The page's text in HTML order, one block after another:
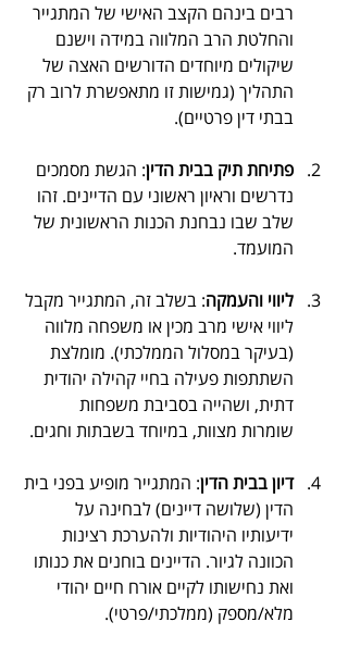
רבים בינהם הקצב האישי של המתגייר
והחלטת הרב המלווה במידה וישנם
שיקולים מיוחדים הדורשים האצה של
התהליך (גמישות זו מתאפשרת לרוב רק
בבתי דין פרטיים).
פתיחת תיק בבית הדין: הגשת מסמכים
נדרשים וראיון ראשוני עם הדיינים. זהו
שלב שבו נבחנת הכנות הראשונית של
המועמד.
ליווי והעמקה: בשלב זה, המתגייר מקבל
ליווי אישי מרב מכין או משפחה מלווה
(בעיקר במסלול הממלכתי). מומלצת
השתתפות פעילה בחיי קהילה יהודית
דתית, ושהייה בסביבת משפחות
שומרות מצוות, במיוחד בשבתות וחגים.
דיון בבית הדין: המתגייר מופיע בפני בית
הדין (שלושה דיינים) לבחינה על
ידיעותיו היהודיות ולהערכת רצינות
הכוונה לגיור. הדיינים בוחנים את כנותו
ואת נחישותו לקיים אורח חיים יהודי
מלא/מספק (ממלכתי/פרטי).